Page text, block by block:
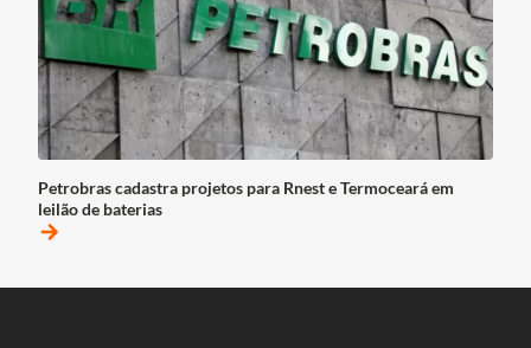
Petrobras cadastra projetos para Rnest e Termoceará em
leilão de baterias
arrow_forward